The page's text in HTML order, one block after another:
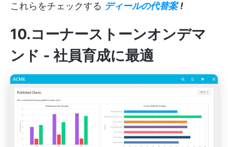
これらをチェックする ディールの代替案 !
10.コーナーストーンオンデマ
ンド - 社員育成に最適